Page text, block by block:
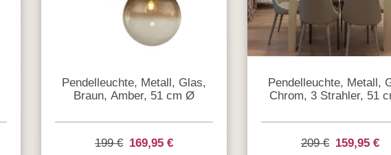
Pendelleuchte, Metall, Glas,
Braun, Amber, 51 cm Ø
199 € 169,95 €
Pendelleuchte, Metall,
Chrom, 3 Strahler, 51
209 € 159,95 €